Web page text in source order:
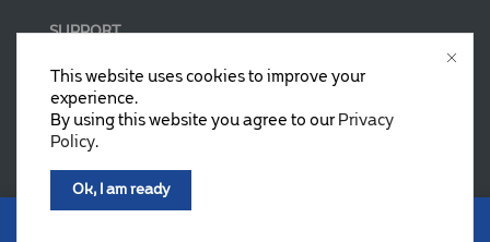
SUPPORT
ติดต่อเรา
นโยบายการคืนเงิน
คำถามที่พบบ่อย
นโยบายความเป็นส่วนตัว
Copyright © 2022 Fasttect.com
This website uses cookies to improve your
experience.
By using this website you agree to ourPrivacy
Policy.
Ok, I am ready